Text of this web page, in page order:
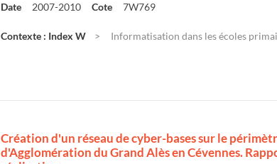
Date 2007-2010 Cote 7W769
Contexte : Index W Informatisation dans les écoles
Création d'un réseau de cyber-bases sur le
d'Agglomération du Grand Alès en Cévennes.